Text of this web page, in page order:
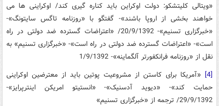
«ویتالی کلیتشکو: دولت اوکراین باید کناره گیری کند/ اوکراینی ها می
خواهند بخشی از اروپا باشند»- گفتگو با «روزنامه تاگس سایتونگ»-
«خبرگزاری تسنیم»- 20/9/1392/ «اعتراضات گسترده ضد دولتی در راه
است»- «اعتراضات گسترده ضد دولتی در راه است»- «خبرگزاری تسنیم» به
نقل از «روزنامه فرانکفورتر آلگماینه»- 1/9/1392
[4] «آمریکا برای کاستن از مشروعیت پوتین باید از معترضین اوکراینی
حمایت کند»- «دیوید آدسنیک»- «انستیتو امریکن اینترپرایز»-
29/9/1392/ ترجمه از «خبرگزاری تسنیم»